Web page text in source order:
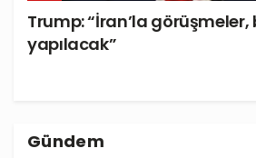
Trump: “İran’la görüşmeler,
yapılacak”
Gündem